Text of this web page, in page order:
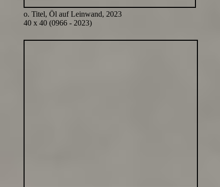
o. Titel, Öl auf Leinwand, 2023
40 x 40 (0966 - 2023)